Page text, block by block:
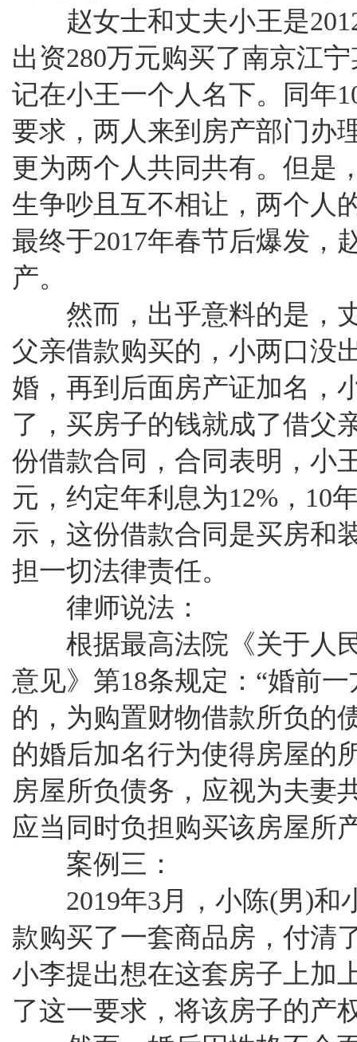
赵女士和丈夫小王是2012
出资280万元购买了南京江
记在小王一个人名下。同年
要求，两人来到房产部门办
更为两个人共同共有。但是
生争吵且互不相让，两个人
最终于2017年春节后爆发，
产。
然而，出乎意料的是，丈
父亲借款购买的，小两口没
婚，再到后面房产证加名，
了，买房子的钱就成了借父
份借款合同，合同表明，小
元，约定年利息为12%，10
示，这份借款合同是买房和
担一切法律责任。
律师说法：
根据最高法院《关于人民
意见》第18条规定：“婚前
的，为购置财物借款所负的
的婚后加名行为使得房屋的
房屋所负债务，应视为夫妻
应当同时负担购买该房屋所
案例三：
2019年3月，小陈(男)和
款购买了一套商品房，付清
小李提出想在这套房子上加
了这一要求，将该房子的产